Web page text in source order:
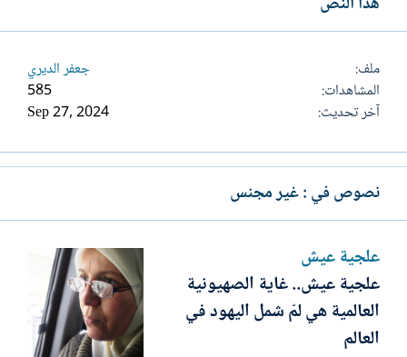
ملف
جعفر الديري
المشاهدات
585
آخر تحديث
Sep 27, 2024
نصوص في : غير مجنس
علجية عيش
علجية عيش.. غاية الصهيونية
العالمية هي لمّ شمل اليهود في
العالم